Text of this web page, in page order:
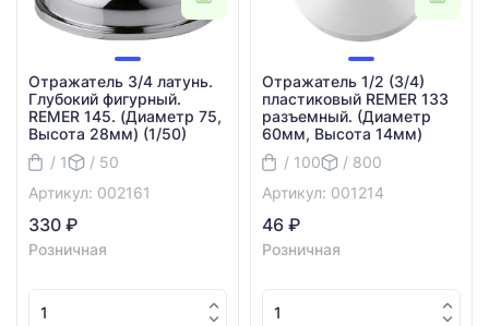
Отражатель 3/4 латунь.
Глубокий фигурный.
REMER 145. (Диаметр 75,
Высота 28мм) (1/50)
/ 1
/ 50
Артикул: 002161
330 ₽
Розничная
Отражатель 1/2 (3/4)
пластиковый REMER 133
разъемный. (Диаметр
60мм, Высота 14мм)
/ 100
/ 800
Артикул: 001214
46 ₽
Розничная